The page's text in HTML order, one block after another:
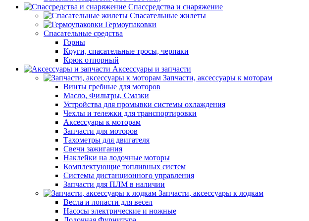
Спассредства и снаряжение
Спасательные жилеты
Гермоупаковки
Спасательные средства
Горны
Круги, спасательные тросы, черпаки
Крюк отпорный
Аксессуары и запчасти
Запчасти, аксессуары к моторам
Винты гребные для моторов
Масло, Фильтры, Смазки
Устройства для промывки системы охлаждения
Чехлы и тележки для транспортировки
Аксессуары к моторам
Запчасти для моторов
Тахометры для двигателя
Свечи зажигания
Наклейки на лодочные моторы
Комплектующие топливных систем
Системы дистанционного управления
Запчасти для ПЛМ в наличии
Запчасти, аксессуары к лодкам
Весла и лопасти для весел
Насосы электрические и ножные